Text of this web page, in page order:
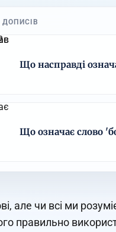
ДОПИСІВ
Що насправді
Що означає слово
але чи всі ми
правильно